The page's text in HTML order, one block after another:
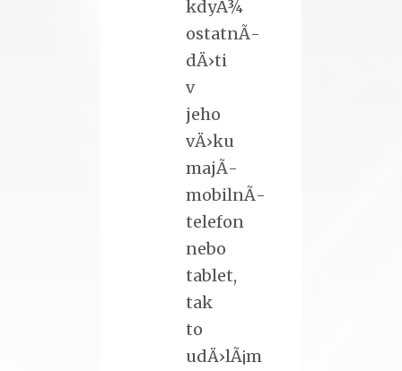
kdyÅ¾
ostatnÃ­
dÄ›ti
v
jeho
vÄ›ku
majÃ­
mobilnÃ­
telefon
nebo
tablet,
tak
to
udÄ›lÃ¡m